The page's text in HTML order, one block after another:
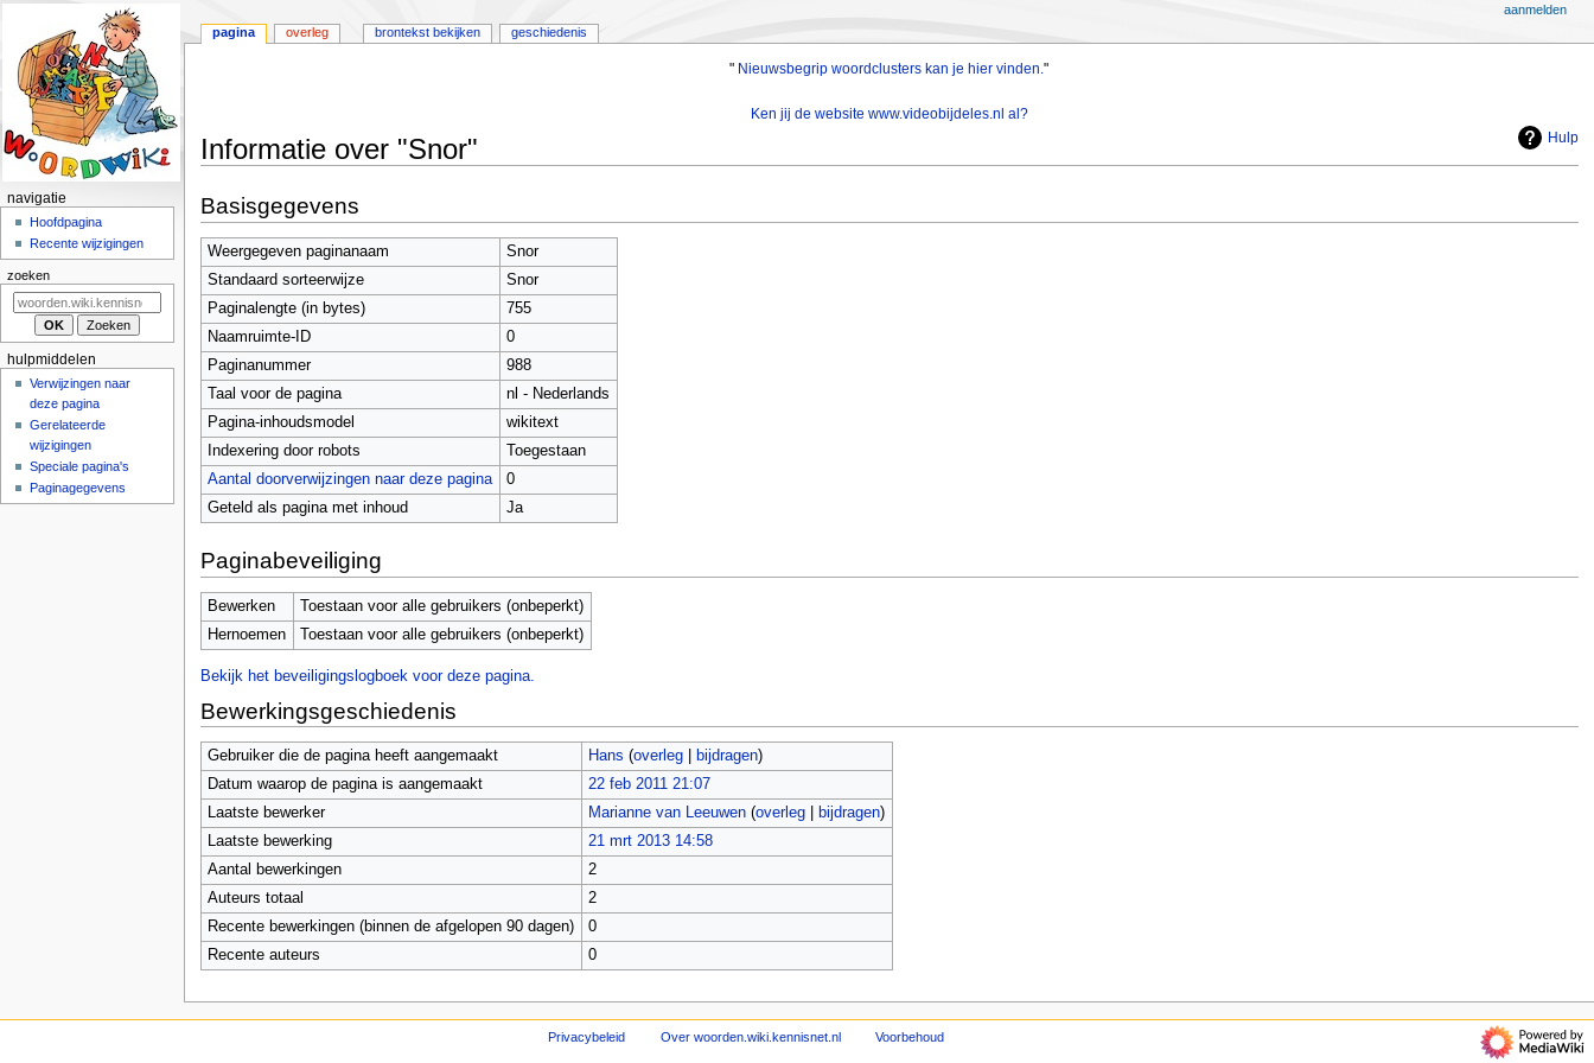
" Nieuwsbegrip woordclusters kan je hier vinden."
Ken jij de website www.videobijdeles.nl al?
Hulp
Informatie over "Snor"
navigatie
springen
zoeken
springen
Basisgegevens
Weergegeven paginanaam
Snor
Standaard sorteerwijze
Snor
Paginalengte (in bytes)
755
Naamruimte-ID
0
Paginanummer
988
Taal voor de pagina
nl - Nederlands
Pagina-inhoudsmodel
wikitext
Indexering door robots
Toegestaan
Aantal doorverwijzingen naar deze pagina
0
Geteld als pagina met inhoud
Ja
Paginabeveiliging
Bewerken
Toestaan voor alle gebruikers (onbeperkt)
Hernoemen
Toestaan voor alle gebruikers (onbeperkt)
Bekijk het beveiligingslogboek voor deze pagina.
Bewerkingsgeschiedenis
Gebruiker die de pagina heeft aangemaakt Hans (overleg| bijdragen)
Datum waarop de pagina is aangemaakt
22 feb 2011 21:07
Laatste bewerker
Marianne van Leeuwen (overleg| bijdragen)
Laatste bewerking
21 mrt 2013 14:58
Aantal bewerkingen
2
Auteurs totaal
2
Recente bewerkingen (binnen de afgelopen 90 dagen)
0
Recente auteurs
0
N
v
i
m
pagina overleg brontekst bekijken geschiedenis
aanmelden
navigatie
Hoofdpagina
Recente wijzigingen
zoeken
hulpmiddelen
Verwijzingen naar
deze pagina
Gerelateerde
wijzigingen
Speciale pagina's
Paginagegevens
Privacybeleid Over woorden.wiki.kennisnet.nl Voorbehoud